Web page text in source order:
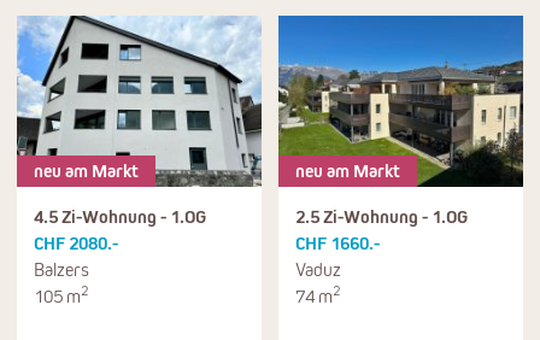
neu am Markt
4.5 Zi-Wohnung - 1.OG
CHF 2080.-
Balzers
105 m2
neu am Markt
2.5 Zi-Wohnung - 1.OG
CHF 1660.-
Vaduz
74 m2